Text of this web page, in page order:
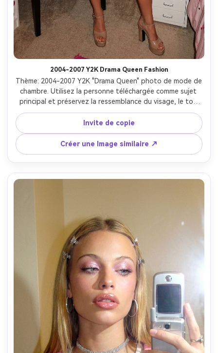
Négatif: pas de smartphone moderne, pas de logos de
marque réels lisibles, pas de superpositions de texte, pas
de distorsion du visage, pas de doigts/membres
supplémentaires, pas de look de dessin animé.
2004-2007 Y2K Drama Queen Fashion
Thème: 2004-2007 Y2K "Drama Queen" photo de mode de
chambre. Utilisez la personne téléchargée comme sujet
principal et préservez la ressemblance du visage, le ton
de peau et la coiffure. Photoréaliste, haute résolution.
Scène: Un mur maximaliste de chambre d'adolescent Y2K
recouvert de coupures de magazines brillants et
d'affiches pop (génériques, pas de marques réelles
lisables), une plaque de style panneau de rue rose chaud
en haut liant "DRAMA QUEEN ST" (sans serif propre et
audacieux). Ajoutez une décoration rétro mignonne:
+ un remplissage doux de la pièce, un casting de couleurs
légèrement nostalgiques. Tenue/styling: look baddie du
début des années 2000 — mini short bas, débardeur
dégradé ajusté/crop top avec une icône de lapin simple
(générique), ceinture à clous, talons hauts. Accessoires:
grandes lunettes de soleil, casquette de camionneur,
collier étoile, bagues grosses/bracelet. Cheveux longs et
lisses/élégants. pose confiante "mains sur les hanches/une
main sur la poignée du sac", cadre central sur tout le
corps. Accueil: sac à main surdimensionné de style
créateur (monogramme de luxe générique, pas de logo
lisible), tenu devant au niveau des cuisses. Le sujet
contient un téléphone à bascule en coquille de palourde
du début des années 2000 (seul le dos du téléphone est
Invite de copie
Créer une Image similaire ↗